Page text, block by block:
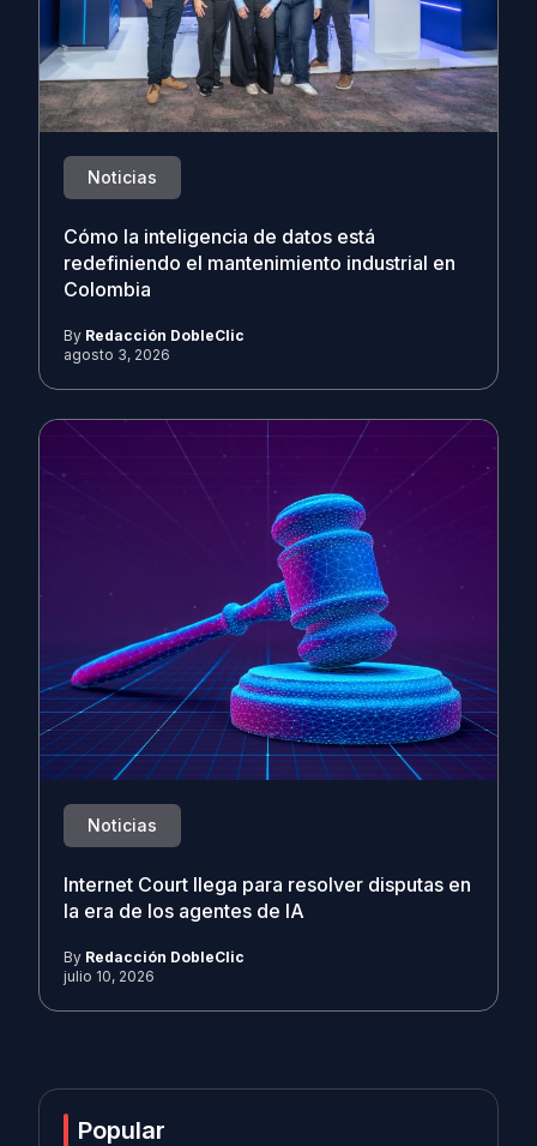
Noticias
Cómo la inteligencia de datos está
redefiniendo el mantenimiento industrial en
Colombia
By Redacción DobleClic
agosto 3, 2026
Noticias
Internet Court llega para resolver disputas en
la era de los agentes de IA
By Redacción DobleClic
julio 10, 2026
Popular